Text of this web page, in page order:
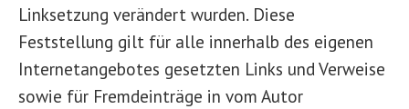
Linksetzung verändert wurden. Diese
Feststellung gilt für alle innerhalb des eigenen
Internetangebotes gesetzten Links und Verweise
sowie für Fremdeinträge in vom Autor